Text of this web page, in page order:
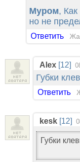
Муром,
но не
Ответить
Alex [12]
Губки
Ответить
kesk [12]
Губки